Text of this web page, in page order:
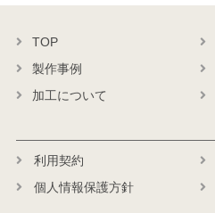
TOP
製作事例
加工について
利用契約
個人情報保護方針